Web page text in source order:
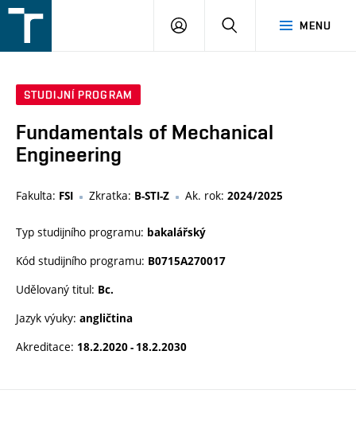
v
MENU
PŘIHLÁŠENÍ
STUDIJNÍ PROGRAM
Fundamentals of Mechanical
Engineering
Fakulta: FSI Zkratka: B-STI-Z Ak. rok: 2024/2025
Typ studijního programu: bakalářský
Kód studijního programu: B0715A270017
Udělovaný titul: Bc.
Jazyk výuky: angličtina
Akreditace: 18.2.2020 - 18.2.2030